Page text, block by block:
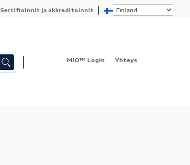
Sertifioinnit ja akkreditoinnit
MIO™ Login Yhteys